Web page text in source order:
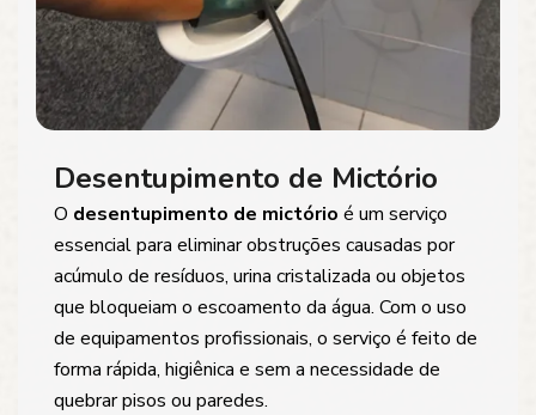
Desentupimento de Mictório
O desentupimento de mictório é um serviço
essencial para eliminar obstruções causadas por
acúmulo de resíduos, urina cristalizada ou objetos
que bloqueiam o escoamento da água. Com o uso
de equipamentos profissionais, o serviço é feito de
forma rápida, higiênica e sem a necessidade de
quebrar pisos ou paredes.